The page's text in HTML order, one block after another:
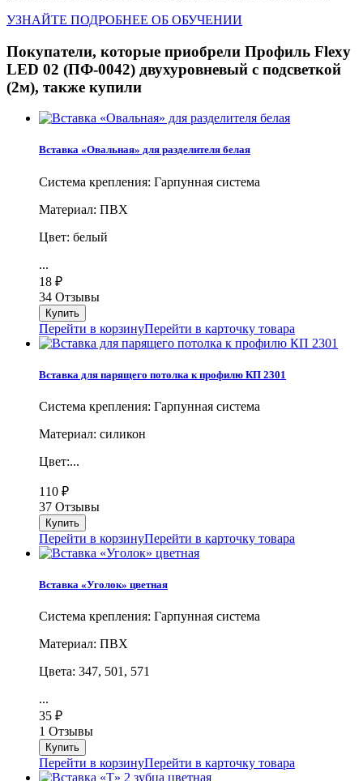
УЗНАЙТЕ ПОДРОБНЕЕ ОБ ОБУЧЕНИИ
Покупатели, которые приобрели Профиль Flexy
LED 02 (ПФ-0042) двухуровневый с подсветкой
(2м), также купили
Вставка «Овальная» для разделителя белая
Система крепления: Гарпунная система
Материал: ПВХ
Цвет: белый
...
18 ₽
34 Отзывы
Перейти в корзинуПерейти в карточку товара
Вставка для парящего потолка к профилю КП 2301
Система крепления: Гарпунная система
Материал: силикон
Цвет:...
110 ₽
37 Отзывы
Перейти в корзинуПерейти в карточку товара
Вставка «Уголок» цветная
Система крепления: Гарпунная система
Материал: ПВХ
Цвета: 347, 501, 571
...
35 ₽
1 Отзывы
Перейти в корзинуПерейти в карточку товара